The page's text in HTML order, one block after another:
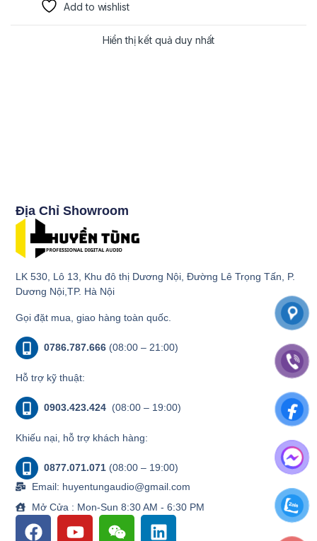
Add to wishlist
Hiển thị kết quả duy nhất
Địa Chỉ Showroom
LK 530, Lô 13, Khu đô thị Dương Nội, Đường Lê Trọng Tấn, P.
Dương Nội,TP. Hà Nội
Gọi đặt mua, giao hàng toàn quốc.
0786.787.666 (08:00 – 21:00)
Hỗ trợ kỹ thuật:
0903.423.424 (08:00 – 19:00)
Khiếu nại, hỗ trợ khách hàng:
0877.071.071 (08:00 – 19:00)
Email: huyentungaudio@gmail.com
Mở Cửa : Mon-Sun 8:30 AM - 6:30 PM